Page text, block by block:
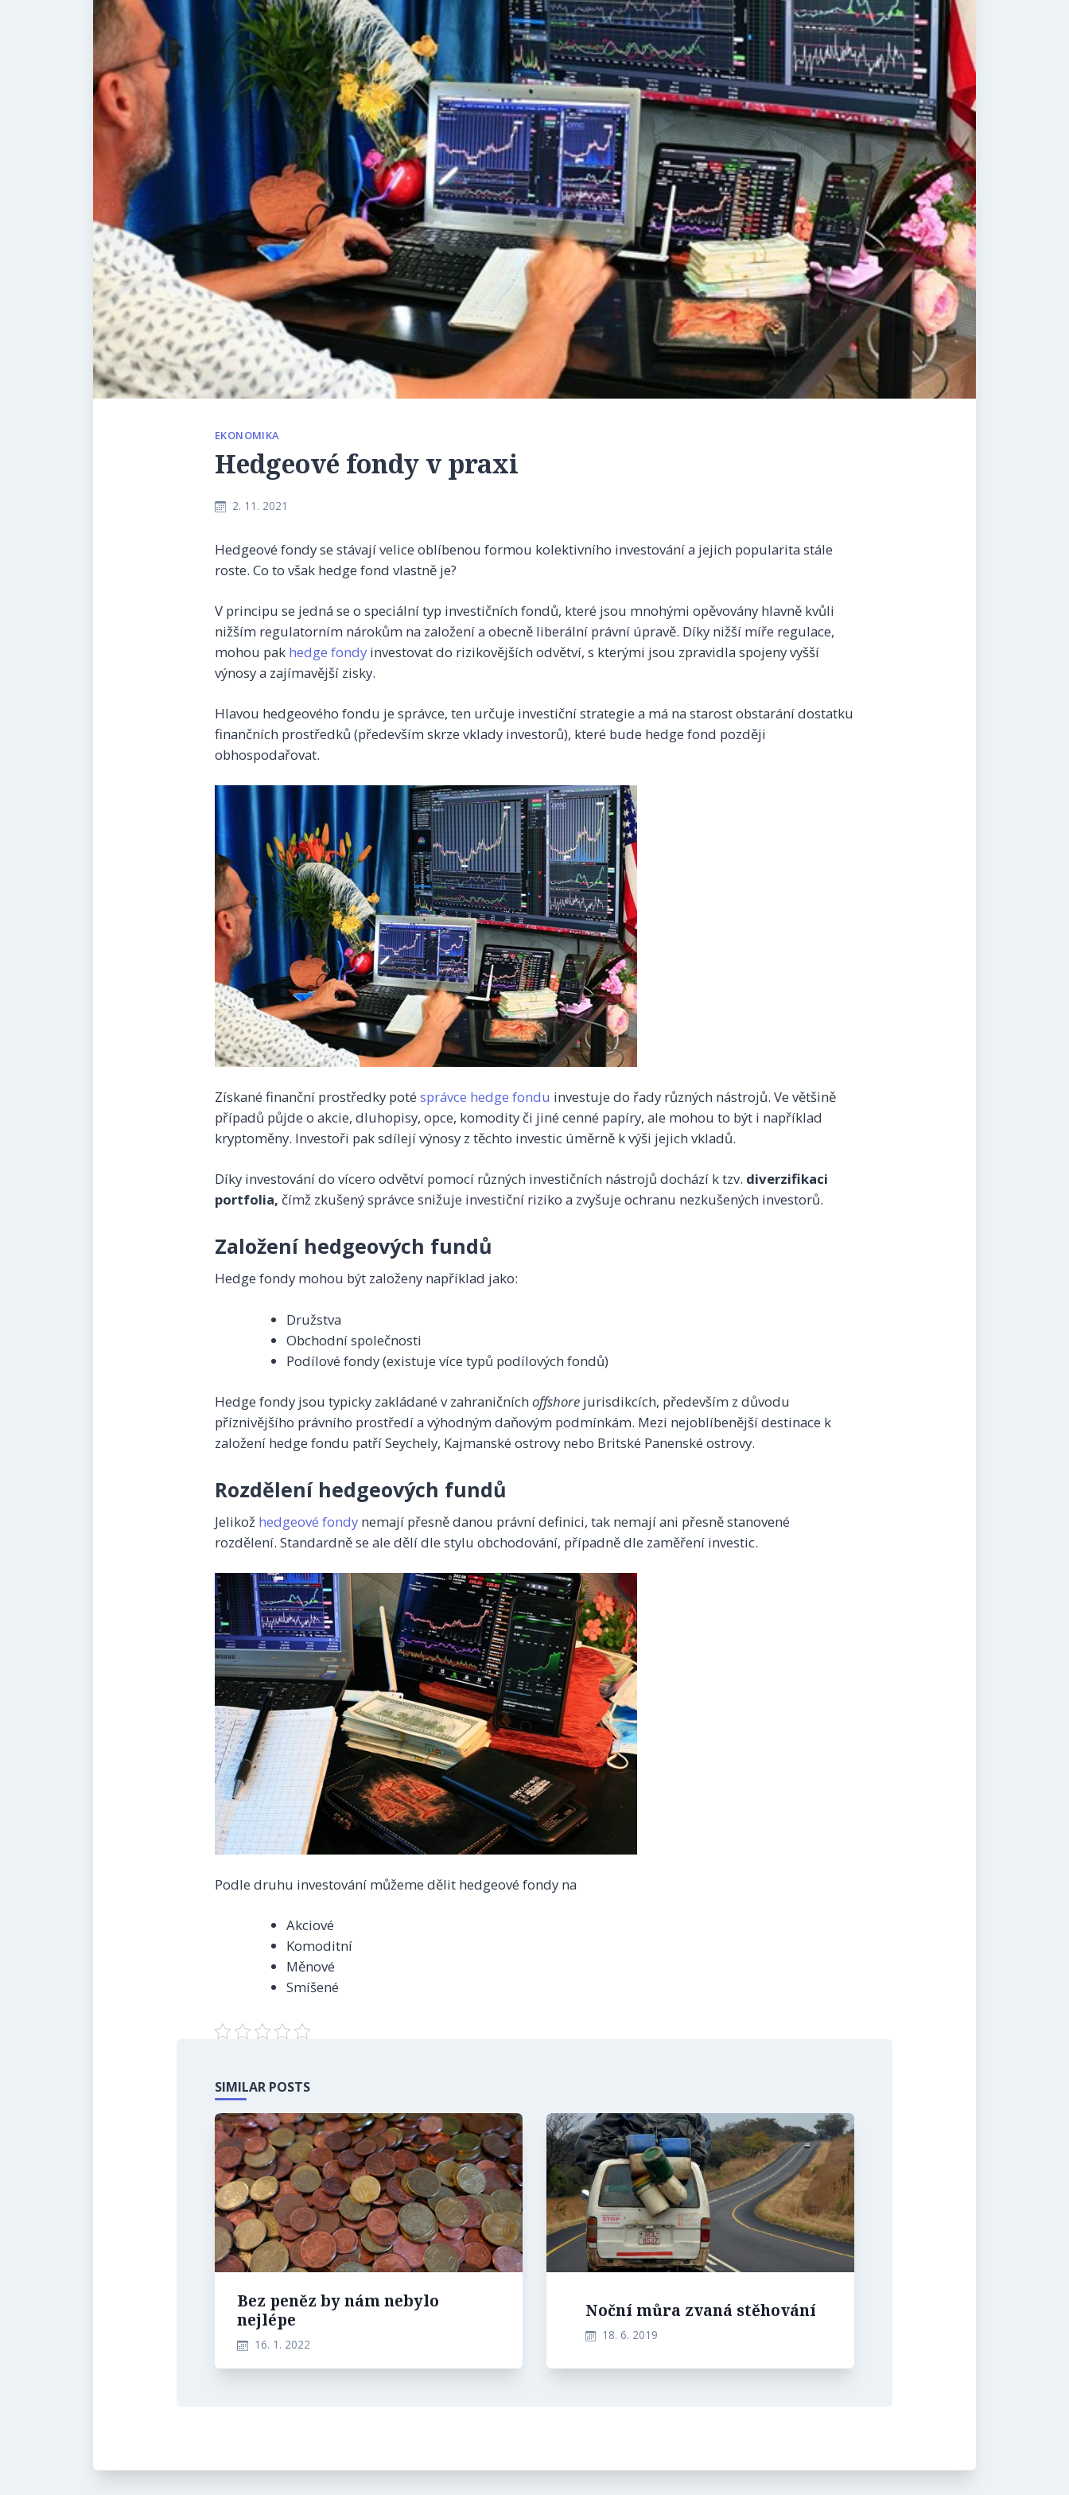
EKONOMIKA
Hedgeové fondy v praxi
2. 11. 2021
Hedgeové fondy se stávají velice oblíbenou formou kolektivního investování a jejich popularita stále
roste. Co to však hedge fond vlastně je?
V principu se jedná se o speciální typ investičních fondů, které jsou mnohými opěvovány hlavně kvůli
nižším regulatorním nárokům na založení a obecně liberální právní úpravě. Díky nižší míře regulace,
mohou pak hedge fondy investovat do rizikovějších odvětví, s kterými jsou zpravidla spojeny vyšší
výnosy a zajímavější zisky.
Hlavou hedgeového fondu je správce, ten určuje investiční strategie a má na starost obstarání dostatku
finančních prostředků (především skrze vklady investorů), které bude hedge fond později
obhospodařovat.
Získané finanční prostředky poté správce hedge fondu investuje do řady různých nástrojů. Ve většině
případů půjde o akcie, dluhopisy, opce, komodity či jiné cenné papíry, ale mohou to být i například
kryptoměny. Investoři pak sdílejí výnosy z těchto investic úměrně k výši jejich vkladů.
Díky investování do vícero odvětví pomocí různých investičních nástrojů dochází k tzv. diverzifikaci
portfolia, čímž zkušený správce snižuje investiční riziko a zvyšuje ochranu nezkušených investorů.
Založení hedgeových fundů
Hedge fondy mohou být založeny například jako:
Družstva
Obchodní společnosti
Podílové fondy (existuje více typů podílových fondů)
Hedge fondy jsou typicky zakládané v zahraničních offshore jurisdikcích, především z důvodu
příznivějšího právního prostředí a výhodným daňovým podmínkám. Mezi nejoblíbenější destinace k
založení hedge fondu patří Seychely, Kajmanské ostrovy nebo Britské Panenské ostrovy.
Rozdělení hedgeových fundů
Jelikož hedgeové fondy nemají přesně danou právní definici, tak nemají ani přesně stanovené
rozdělení. Standardně se ale dělí dle stylu obchodování, případně dle zaměření investic.
Podle druhu investování můžeme dělit hedgeové fondy na
Akciové
Komoditní
Měnové
Smíšené
SIMILAR POSTS
Bez peněz by nám nebylo
nejlépe
16. 1. 2022
Noční můra zvaná stěhování
18. 6. 2019